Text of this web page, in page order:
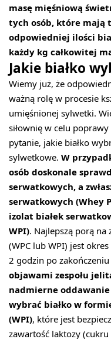
masę mięśniową
tych osób, które mają
odpowiedniej ilości
każdy kg całkowitej
Jakie białko
Wiemy już, że
ważną rolę w procesie
umięśnionej sylwetki.
siłownię w celu
pytanie, jakie białko
sylwetkowe. W
osób doskonale
serwatkowych, a
serwatkowych (Whey
izolat białek
WPI) . Najlepszą porą
(WPC lub WPI) jest
2 godzin po zakończeniu
objawami zespołu
nadmierne
wybrać białko w
(WPI) , które jest
zawartość laktozy (cukru